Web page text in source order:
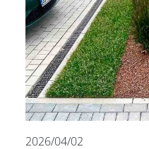
2026/04/02